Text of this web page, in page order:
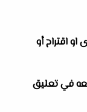
اقتراح أو
في تعليق